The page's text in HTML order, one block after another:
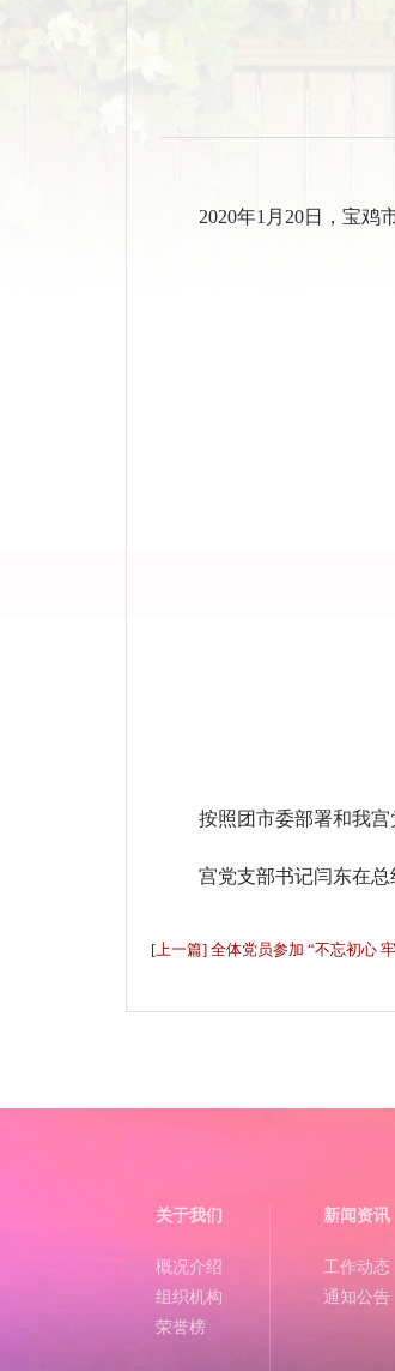
2020年1月20日，宝鸡
按照团市委部署和我
宫党支部书记闫东在
[上一篇] 全体党员参加 “不忘初心
关于我们
概况介绍
组织机构
荣誉榜
新闻资讯
工作动态
通知公告